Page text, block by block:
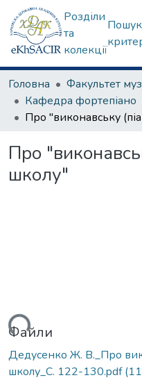
Розділи
та
колекції
Головна
Кафедра фортепіано
Про
школу"
Файли
Дедусенко Ж. В._Про
школу_С. 122-130.pdf